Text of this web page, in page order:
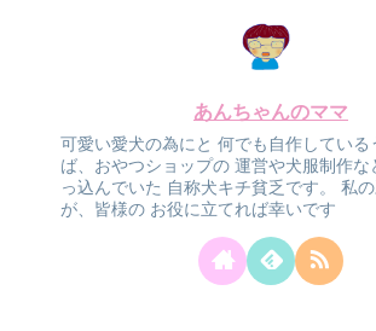
あんちゃんのママ
可愛い愛犬の為にと 何でも自作している
ば、おやつショップの 運営や犬服制作な
っ込んでいた 自称犬キチ貧乏です。
私
が、皆様の お役に立てれば幸いです